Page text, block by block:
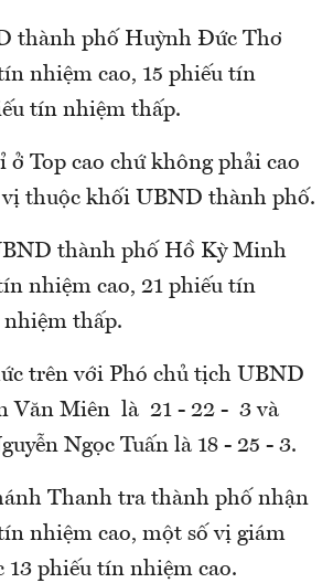
thành phố Huỳnh Đức Thơ
nhiệm cao, 15 phiếu tín
tín nhiệm thấp.
ở Top cao chứ không phải cao
thuộc khối UBND thành phố.
thành phố Hồ Kỳ Minh
nhiệm cao, 21 phiếu tín
thấp.
trên với Phó chủ tịch UBND
Văn Miên là 21 - 22 - 3 và
Ngọc Tuấn là 18 - 25 - 3.
Thanh tra thành phố nhận
nhiệm cao, một số vị giám
13 phiếu tín nhiệm cao.